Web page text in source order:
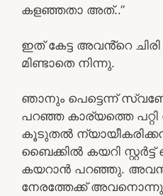
കളഞ്ഞതാ അത്..”
ഇത് കേട്ട അവൻ്റെ
മിണ്ടാതെ നിന്നു.
ഞാനും പെട്ടെന്ന്
പറഞ്ഞ കാര്യത്തെ പറ്റി
കൂടുതൽ
ബൈക്കിൽ കയറി
കയറാൻ പറഞ്ഞു. അവൻ
നേരത്തേക്ക് അവനൊന്നും